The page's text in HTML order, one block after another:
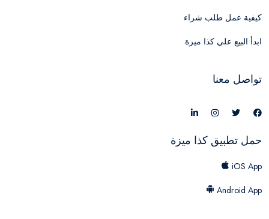
كيفية عمل طلب شراء
ابدأ البيع علي كذا ميزة
تواصل معنا
حمل تطبيق كذا ميزة
iOS App
Android App